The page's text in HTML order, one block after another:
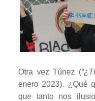
Otra vez Túnez (
enero 2023). ¿Qué
que tanto nos